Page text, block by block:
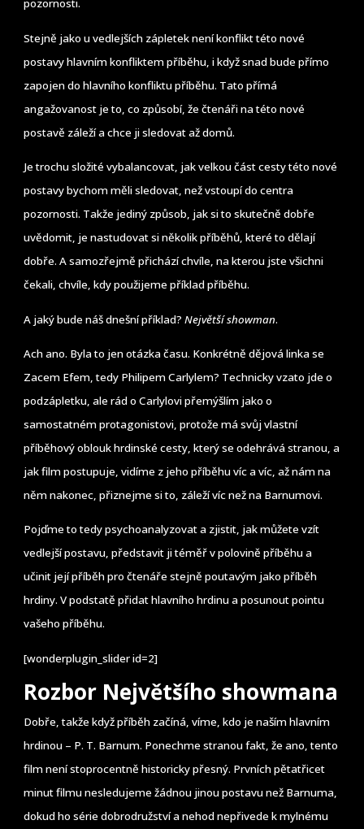
pozornosti.
Stejně jako u vedlejších zápletek není konflikt této nové
postavy hlavním konfliktem příběhu, i když snad bude přímo
zapojen do hlavního konfliktu příběhu. Tato přímá
angažovanost je to, co způsobí, že čtenáři na této nové
postavě záleží a chce ji sledovat až domů.
Je trochu složité vybalancovat, jak velkou část cesty této nové
postavy bychom měli sledovat, než vstoupí do centra
pozornosti. Takže jediný způsob, jak si to skutečně dobře
uvědomit, je nastudovat si několik příběhů, které to dělají
dobře. A samozřejmě přichází chvíle, na kterou jste všichni
čekali, chvíle, kdy použijeme příklad příběhu.
A jaký bude náš dnešní příklad?Největší showman.
Ach ano. Byla to jen otázka času. Konkrétně dějová linka se
Zacem Efem, tedy Philipem Carlylem? Technicky vzato jde o
podzápletku, ale rád o Carlylovi přemýšlím jako o
samostatném protagonistovi, protože má svůj vlastní
příběhový oblouk hrdinské cesty, který se odehrává stranou, a
jak film postupuje, vidíme z jeho příběhu víc a víc, až nám na
něm nakonec, přiznejme si to, záleží víc než na Barnumovi.
Pojďme to tedy psychoanalyzovat a zjistit, jak můžete vzít
vedlejší postavu, představit ji téměř v polovině příběhu a
učinit její příběh pro čtenáře stejně poutavým jako příběh
hrdiny. V podstatě přidat hlavního hrdinu a posunout pointu
vašeho příběhu.
[wonderplugin_slider id=2]
Rozbor Největšího showmana
Dobře, takže když příběh začíná, víme, kdo je naším hlavním
hrdinou – P. T. Barnum. Ponechme stranou fakt, že ano, tento
film není stoprocentně historicky přesný. Prvních pětatřicet
minut filmu nesledujeme žádnou jinou postavu než Barnuma,
dokud ho série dobrodružství a nehod nepřivede k mylnému